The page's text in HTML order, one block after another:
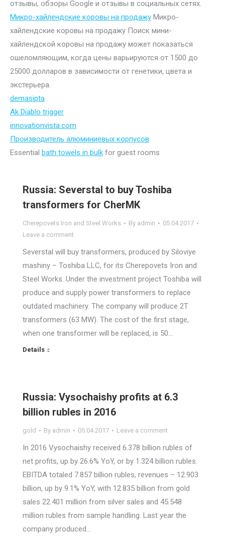
отзывы, обзоры Google и отзывы в социальных сетях.
Микро-хайлендские коровы на продажу Микро-
хайлендские коровы на продажу Поиск мини-
хайлендской коровы на продажу может показаться
ошеломляющим, когда цены варьируются от 1500 до
25000 долларов в зависимости от генетики, цвета и
экстерьера.
demasipta
Ak Diablo trigger
innovationvista.com
Производитель алюминиевых корпусов
Essential bath towels in bulk for guest rooms
Russia: Severstal to buy Toshiba
transformers for CherMK
Cherepovets Iron and Steel Works By admin
05.04.2017
Leave a comment
Severstal will buy transformers, produced by Siloviye
mashiny – Toshiba LLC, for its Cherepovets Iron and
Steel Works. Under the investment project Toshiba will
produce and supply power transformers to replace
outdated machinery. The company will produce 2T
transformers (63 MW). The cost of the first stage,
when one transformer will be replaced, is 50…
Details
Russia: Vysochaishy profits at 6.3
billion rubles in 2016
gold By admin 05.04.2017 Leave a comment
In 2016 Vysochaishy received 6.378 billion rubles of
net profits, up by 26.6% YoY, or by 1.324 billion rubles.
EBITDA totaled 7.857 billion rubles, revenues – 12.903
billion, up by 9.1% YoY, with 12.835 billion from gold
sales 22.401 million from silver sales and 45.548
million rubles from sample handling. Last year the
company produced…